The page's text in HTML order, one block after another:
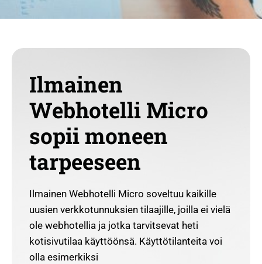
Ilmainen
Webhotelli Micro
sopii moneen
tarpeeseen
Ilmainen Webhotelli Micro soveltuu kaikille
uusien verkkotunnuksien tilaajille, joilla ei vielä
ole webhotellia ja jotka tarvitsevat heti
kotisivutilaa käyttöönsä. Käyttötilanteita voi
olla esimerkiksi